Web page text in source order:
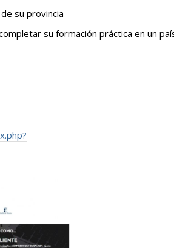
de su provincia
su formación práctica en un